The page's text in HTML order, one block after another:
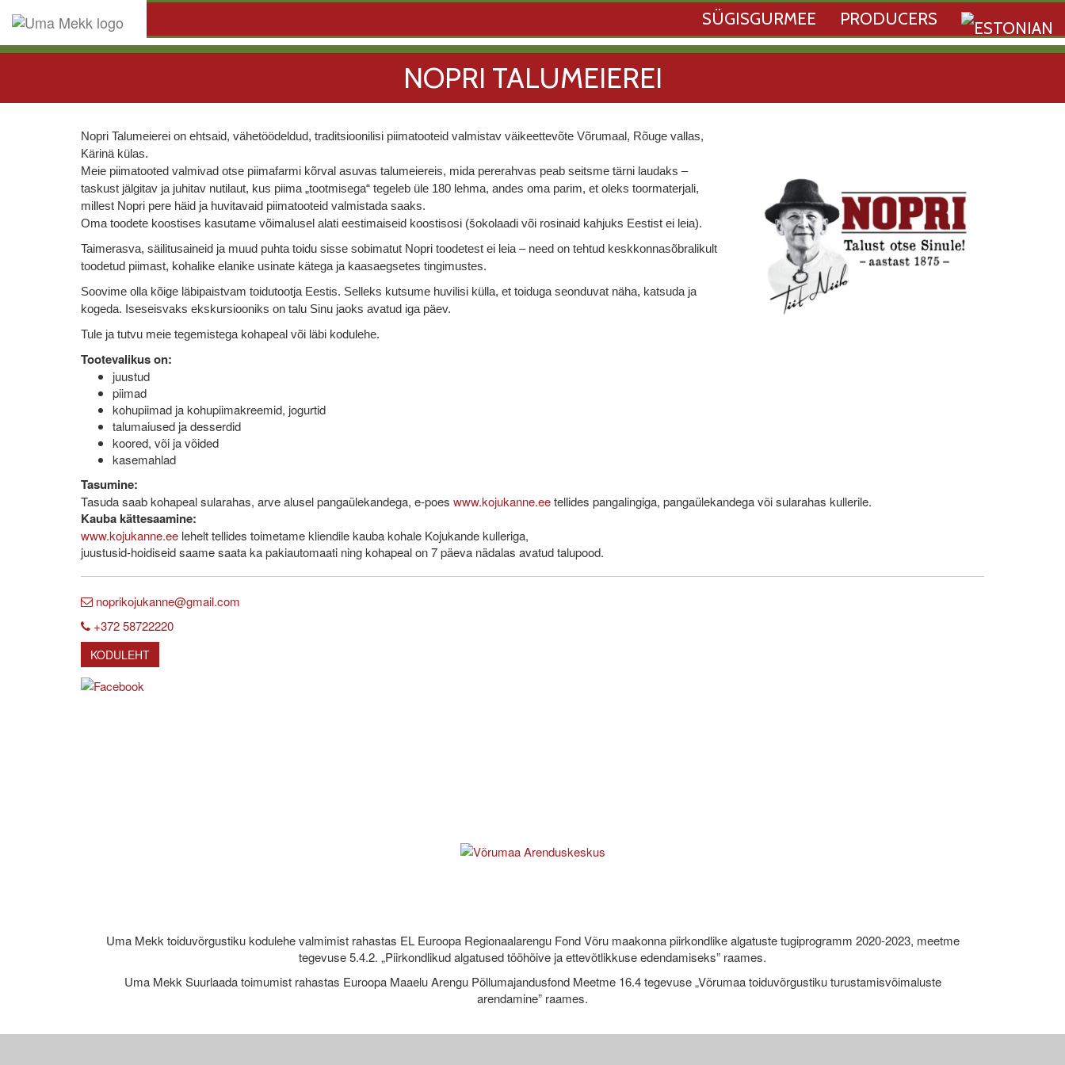
SÜGISGURMEE PRODUCERS
NOPRI TALUMEIEREI
Nopri Talumeierei on ehtsaid, vähetöödeldud, traditsioonilisi piimatooteid valmistav väikeettevõte Võrumaal, Rõuge vallas,
Kärinä külas.
Meie piimatooted valmivad otse piimafarmi kõrval asuvas talumeiereis, mida pererahvas peab seitsme tärni laudaks –
taskust jälgitav ja juhitav nutilaut, kus piima „tootmisega“ tegeleb üle 180 lehma, andes oma parim, et oleks toormaterjali,
millest Nopri pere häid ja huvitavaid piimatooteid valmistada saaks.
Oma toodete koostises kasutame võimalusel alati eestimaiseid koostisosi (šokolaadi või rosinaid kahjuks Eestist ei leia).
Taimerasva, säilitusaineid ja muud puhta toidu sisse sobimatut Nopri toodetest ei leia – need on tehtud keskkonnasõbralikult
toodetud piimast, kohalike elanike usinate kätega ja kaasaegsetes tingimustes.
Soovime olla kõige läbipaistvam toidutootja Eestis. Selleks kutsume huvilisi külla, et toiduga seonduvat näha, katsuda ja
kogeda. Iseseisvaks ekskursiooniks on talu Sinu jaoks avatud iga päev.
Tule ja tutvu meie tegemistega kohapeal või läbi kodulehe.
Tootevalikus on:
juustud
piimad
kohupiimad ja kohupiimakreemid, jogurtid
talumaiused ja desserdid
koored, või ja võided
kasemahlad
Tasumine:
Tasuda saab kohapeal sularahas, arve alusel pangaülekandega, e-poes www.kojukanne.eetellides pangalingiga, pangaülekandega või sularahas kullerile.
Kauba kättesaamine:
www.kojukanne.ee lehelt tellides toimetame kliendile kauba kohale Kojukande kulleriga,
juustusid-hoidiseid saame saata ka pakiautomaati ning kohapeal on 7 päeva nädalas avatud talupood.
noprikojukanne@gmail.com
+372 58722220
KODULEHT
Uma Mekk toiduvõrgustiku kodulehe valmimist rahastas EL Euroopa Regionaalarengu Fond Võru maakonna piirkondlike algatuste tugiprogramm 2020-2023, meetme
tegevuse 5.4.2. „Piirkondlikud algatused tööhõive ja ettevõtlikkuse edendamiseks” raames.
Uma Mekk Suurlaada toimumist rahastas Euroopa Maaelu Arengu Põllumajandusfond Meetme 16.4 tegevuse „Võrumaa toiduvõrgustiku turustamisvõimaluste
arendamine” raames.